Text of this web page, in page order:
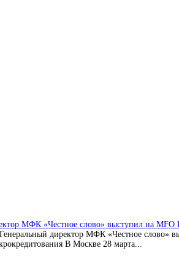
МФК «Честное слово» выступил на MFO
Генеральный директор МФК «Честное слово»
В Москве 28 марта...